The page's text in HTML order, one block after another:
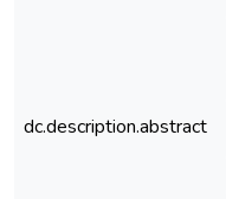
dc.description.abstract